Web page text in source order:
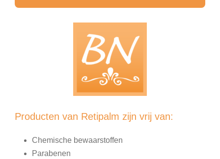
Producten van Retipalm zijn vrij van:
Chemische bewaarstoffen
Parabenen